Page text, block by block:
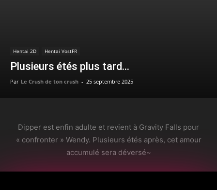
Hentai 2D Hentai VostFR
Plusieurs étés plus tard…
Par Le Crush de ton crush - 25 septembre 2025
Dipper est enfin adulte et revient à Gravity Falls pour
« confronter » Wendy. Plusieurs étés après, cet amour
accumulé sera déversé~